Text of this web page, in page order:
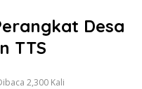
Desa
TTS
2,300 Kali